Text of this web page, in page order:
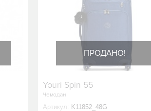
ПРОДАНО!
Youri Spin 55
Чемодан
Артикул: K11852_48G